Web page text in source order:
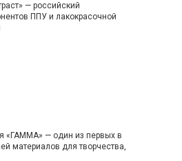
— российский
ППУ и лакокрасочной
«ГАММА» — один из первых в
материалов для творчества,